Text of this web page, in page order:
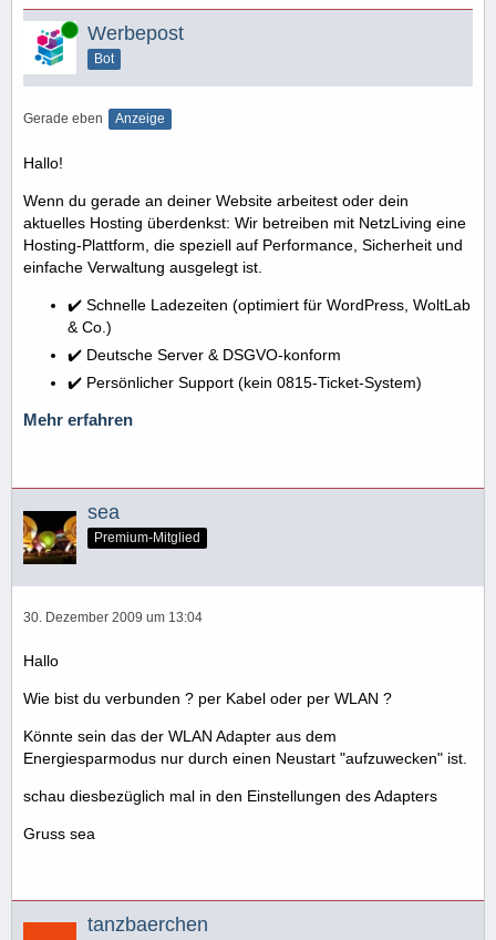
Online Werbepost
Bot
Gerade eben Anzeige
Hallo!
Wenn du gerade an deiner Website arbeitest oder dein
aktuelles Hosting überdenkst: Wir betreiben mit NetzLiving eine
Hosting-Plattform, die speziell auf Performance, Sicherheit und
einfache Verwaltung ausgelegt ist.
✔️ Schnelle Ladezeiten (optimiert für WordPress, WoltLab
& Co.)
✔️ Deutsche Server & DSGVO-konform
✔️ Persönlicher Support (kein 0815-Ticket-System)
Mehr erfahren
sea
Premium-Mitglied
30. Dezember 2009 um 13:04
Hallo
Wie bist du verbunden ? per Kabel oder per WLAN ?
Könnte sein das der WLAN Adapter aus dem
Energiesparmodus nur durch einen Neustart "aufzuwecken" ist.
schau diesbezüglich mal in den Einstellungen des Adapters
Gruss sea
tanzbaerchen